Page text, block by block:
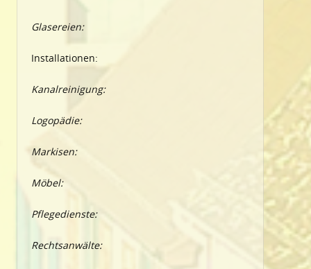
Glasereien:
Installationen:
Kanalreinigung:
Logopädie:
Markisen:
Möbel:
Pflegedienste:
Rechtsanwälte: